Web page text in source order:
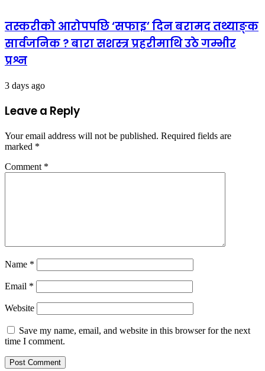
तस्करीको आरोपपछि ‘सफाइ’ दिन बरामद तथ्याङ्क
सार्वजनिक ? बारा सशस्त्र प्रहरीमाथि उठे गम्भीर
प्रश्न
3 days ago
Leave a Reply
Your email address will not be published. Required fields are
marked *
Comment *
Name *
Email *
Website
Save my name, email, and website in this browser for the next
time I comment.